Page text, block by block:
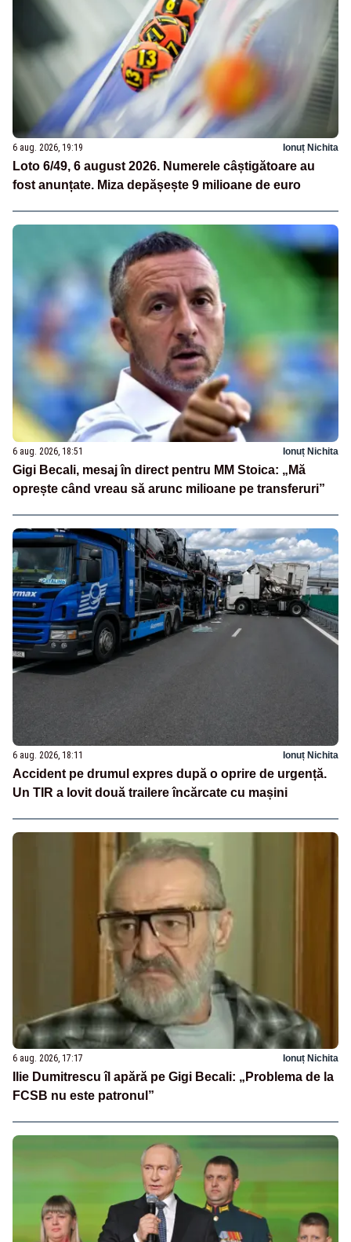
6 aug. 2026, 19:19 Ionuț Nichita
Loto 6/49, 6 august 2026. Numerele câștigătoare au
fost anunțate. Miza depășește 9 milioane de euro
6 aug. 2026, 18:51 Ionuț Nichita
Gigi Becali, mesaj în direct pentru MM Stoica: „Mă
oprește când vreau să arunc milioane pe transferuri”
6 aug. 2026, 18:11 Ionuț Nichita
Accident pe drumul expres după o oprire de urgență.
Un TIR a lovit două trailere încărcate cu mașini
6 aug. 2026, 17:17 Ionuț Nichita
Ilie Dumitrescu îl apără pe Gigi Becali: „Problema de la
FCSB nu este patronul”